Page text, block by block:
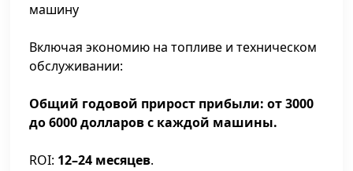
машину
Включая экономию на топливе и техническом
обслуживании:
Общий годовой прирост прибыли: от 3000
до 6000 долларов с каждой машины.
ROI: 12–24 месяцев.